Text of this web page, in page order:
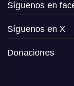
Síguenos en
Síguenos en X
Donaciones